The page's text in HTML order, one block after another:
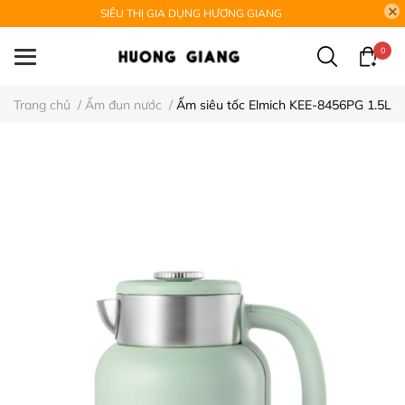
SIÊU THỊ GIA DỤNG HƯƠNG GIANG
0
Trang chủ / Ấm đun nước / Ấm siêu tốc Elmich KEE-8456PG 1.5L